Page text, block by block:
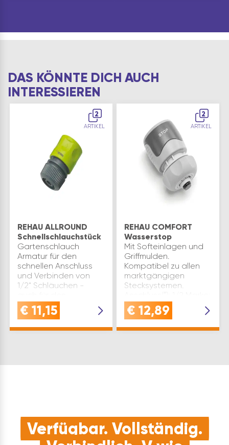
alle Gewinde
DAS KÖNNTE DICH AUCH
INTERESSIEREN
2
ARTIKEL
REHAU ALLROUND
Schnellschlauchstück
Gartenschlauch
Armatur für den
schnellen Anschluss
und Verbinden von
1/2" Schläuchen -
Anschluss von 5/8"
Schläuchen
Push-Stecksystem für
€ 11,15
2
ARTIKEL
REHAU COMFORT
Wasserstop
Mit Softeinlagen und
Griffmulden.
Kompatibel zu allen
marktgängigen
Stecksystemen.
Rehau Anschlussart:
Stecksystem Material:
Inhaltsangabe (ST): 1
€ 12,89
Verfügbar. Vollständig.